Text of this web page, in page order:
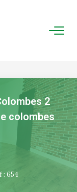
2
colombes
: 654